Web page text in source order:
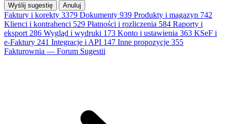
Anuluj
Faktury i korekty 3379 Dokumenty 939 Produkty i magazyn 742
Klienci i kontrahenci 529 Płatności i rozliczenia 584 Raporty i
eksport 286 Wygląd i wydruki 173 Konto i ustawienia 363 KSeF i
e-Faktury 241 Integracje i API 147 Inne propozycje 355
Fakturownia — Forum Sugestii